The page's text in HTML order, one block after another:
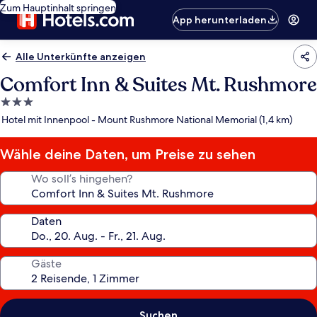
Zum Hauptinhalt springen
App herunterladen
Alle Unterkünfte anzeigen
Comfort Inn & Suites Mt. Rushmore
3.0-
Sterne-
Hotel mit Innenpool - Mount Rushmore National Memorial (1,4 km)
Wähle deine Daten, um Preise zu sehen
Wo soll’s hingehen?
Daten
Gäste